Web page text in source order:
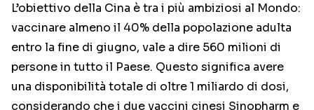
L’obiettivo della Cina è tra i più ambiziosi al Mondo:
vaccinare almeno il 40% della popolazione adulta
entro la fine di giugno, vale a dire 560 milioni di
persone in tutto il Paese. Questo significa avere
una disponibilità totale di oltre 1 miliardo di dosi,
considerando che i due vaccini cinesi Sinopharm e